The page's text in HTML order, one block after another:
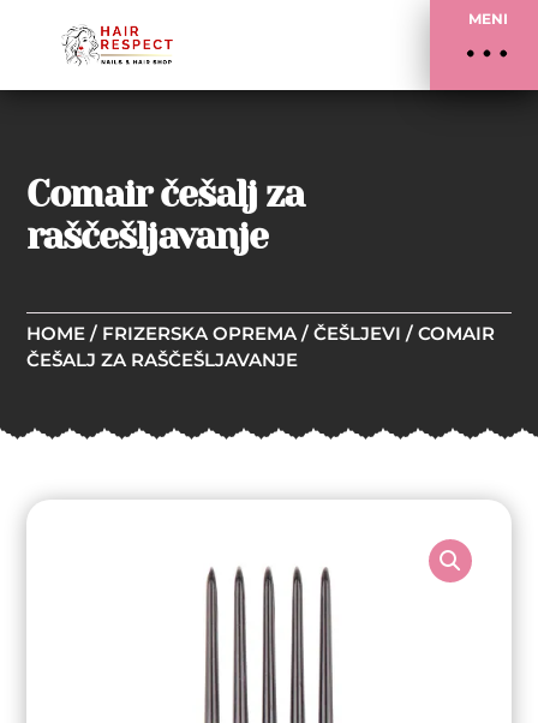
MENI
Comair češalj za
raščešljavanje
HOME / FRIZERSKA OPREMA /ČEŠLJEVI / COMAIR
ČEŠALJ ZA RAŠČEŠLJAVANJE